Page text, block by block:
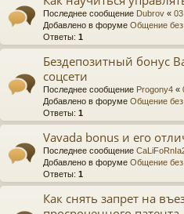
Последнее сообщение Dubrov «
Добавлено в форуме Общение без
Ответы: 1
Бездепозитный бонус
соцсети
Последнее сообщение Progony4 «
Добавлено в форуме Общение без
Ответы: 1
Vavada bonus и его
Последнее сообщение
Добавлено в форуме Общение без
Ответы: 1
Как снять запрет на